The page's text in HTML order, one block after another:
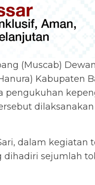
(Muscab)
Kabupaten
pengukuhan
dalam kegiatan
dihadiri sejumlah